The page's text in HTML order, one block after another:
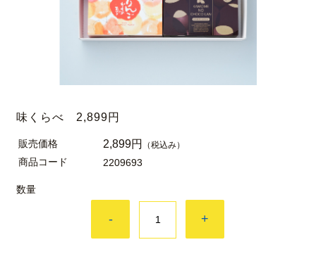
味くらべ 2,899円
販売価格 2,899円 （税込み）
商品コード 2209693
数量
- +